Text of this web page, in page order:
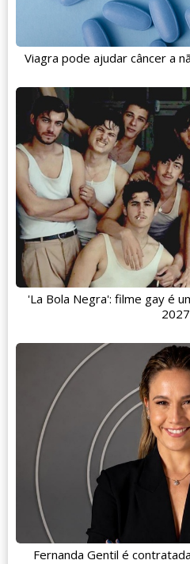
Viagra pode ajudar câncer a
'La Bola Negra': filme gay é
2027
Fernanda Gentil é